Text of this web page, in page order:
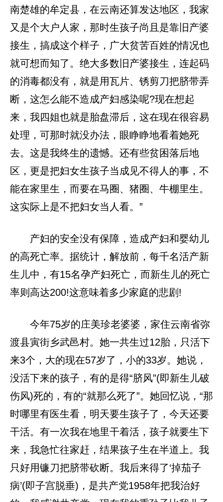
南楚雄的牟定县，在云南还算发达地区，我家
又是个大户人家，那时生孩子尚且是靠旧产婆
接生，搞成这个样子，广大贫苦百姓的情况也
就可想而知了。绝大多数旧产婆接生，连起码
的消毒都没有，就是用瓦片、锈剪刀把脐带弄
断，这怎么能不造成产妇感染呢?现在想起
来，我四姐也就是胎盘滞后，这在现在很容易
处理，可那时就没办法，眼睁睁地看着她死
去。这是我终生的遗憾。还有些贫困落后地
区，更是把妇女生孩子当成见不得人的事，不
能在家里生，而要在马圈、猪圈、牛棚里生。
这实际上是不把妇女当人看。”
产妇的安全没有保障，造成产妇和婴幼儿
的高死亡率。据统计，解放前，每千名活产新
生儿中，有15名孕产妇死亡，而新生儿的死亡
率则高达200!这意味着多少家庭的悲剧!
今年75岁的庄美珍老婆婆，家住云南省弥
渡县寅街乡武邑村。她一共生过12胎，只活下
来3个，大的现在57岁了，小的33岁。她说，
没活下来的孩子，有的是得“脐风”(即新生儿破
伤风)死的，有的“就那么死了”。她回忆说，“那
时哪里有医生看，明天要生孩子了，今天还要
干活。有一次我在地里干着活，孩子就要生下
来，我急忙往家赶，结果孩子生在半道上。我
只好用镰刀把脐带砍断。我后来得了‘掉茄子
病’(即子宫脱垂)，是共产党1958年把我治好